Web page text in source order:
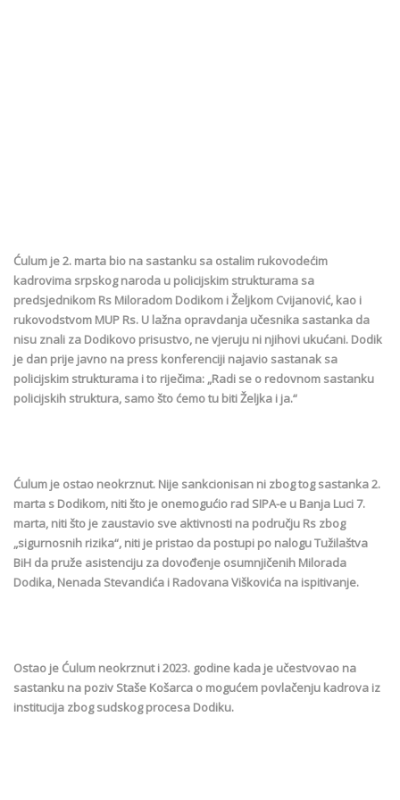
Ćulum je 2. marta bio na sastanku sa ostalim rukovodećim
kadrovima srpskog naroda u policijskim strukturama sa
predsjednikom Rs Miloradom Dodikom i Željkom Cvijanović, kao i
rukovodstvom MUP Rs. U lažna opravdanja učesnika sastanka da
nisu znali za Dodikovo prisustvo, ne vjeruju ni njihovi ukućani. Dodik
je dan prije javno na press konferenciji najavio sastanak sa
policijskim strukturama i to riječima: „Radi se o redovnom sastanku
policijskih struktura, samo što ćemo tu biti Željka i ja.“
Ćulum je ostao neokrznut. Nije sankcionisan ni zbog tog sastanka 2.
marta s Dodikom, niti što je onemogućio rad SIPA-e u Banja Luci 7.
marta, niti što je zaustavio sve aktivnosti na području Rs zbog
„sigurnosnih rizika“, niti je pristao da postupi po nalogu Tužilaštva
BiH da pruže asistenciju za dovođenje osumnjičenih Milorada
Dodika, Nenada Stevandića i Radovana Viškovića na ispitivanje.
Ostao je Ćulum neokrznut i 2023. godine kada je učestvovao na
sastanku na poziv Staše Košarca o mogućem povlačenju kadrova iz
institucija zbog sudskog procesa Dodiku.